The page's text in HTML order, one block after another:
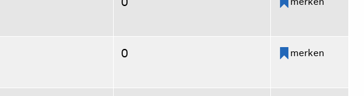
0 merken